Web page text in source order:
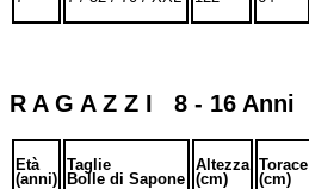
R A G A Z Z I 8 - 16 Anni
Età
(anni)
Taglie
Bolle di Sapone
Altezza
(cm)
Torace
(cm)